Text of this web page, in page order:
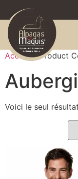
Accueil/ Product
Voici le seul résultat